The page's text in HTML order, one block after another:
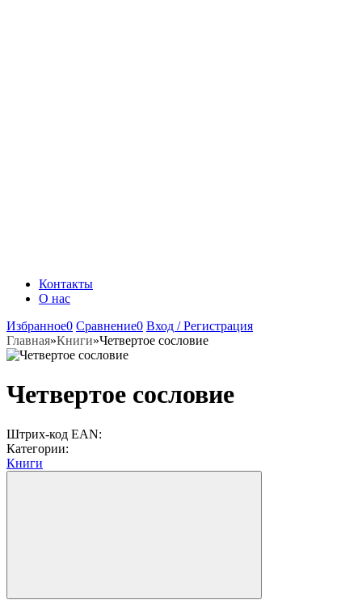
Контакты
О нас
Избранное0 Сравнение0 Вход / Регистрация
Главная»Книги»Четвертое сословие
Четвертое сословие
Штрих-код EAN:
Категории:
Книги